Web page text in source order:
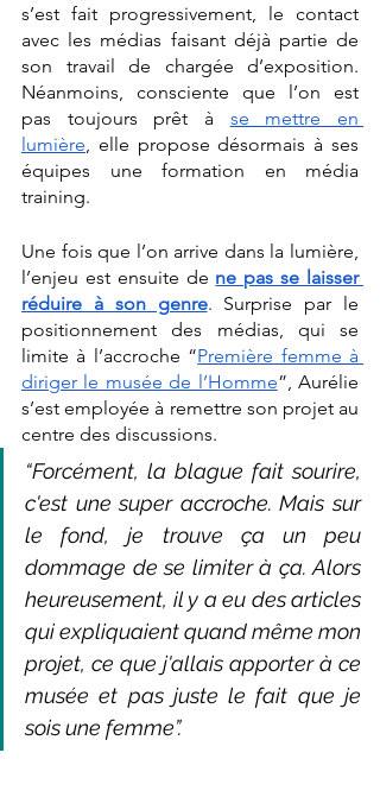
s’est fait progressivement, le contact
avec les médias faisant déjà partie de
son travail de chargée d’exposition.
Néanmoins, consciente que l’on est
pas toujours prêt à se mettre en
lumière, elle propose désormais à ses
équipes une formation en média
training.
Une fois que l’on arrive dans la lumière,
l’enjeu est ensuite de ne pas se laisser
réduire à son genre. Surprise par le
positionnement des médias, qui se
limite à l’accroche “Première femme à
diriger le musée de l’Homme”, Aurélie
s’est employée à remettre son projet au
centre des discussions.
“Forcément, la blague fait sourire,
c'est une super accroche. Mais sur
le fond, je trouve ça un peu
dommage de se limiter à ça. Alors
heureusement, il y a eu des articles
qui expliquaient quand même mon
projet, ce que j'allais apporter à ce
musée et pas juste le fait que je
sois une femme”.